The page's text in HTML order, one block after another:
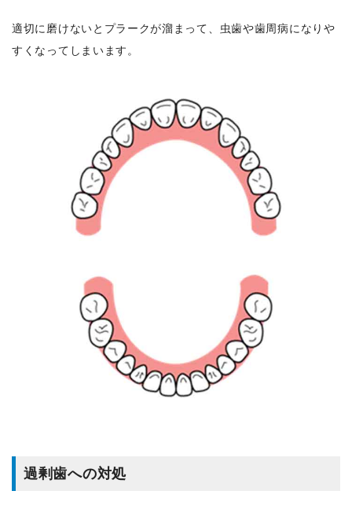
適切に磨けないとプラークが溜まって、虫歯や歯周病になりや
すくなってしまいます。
過剰歯への対処